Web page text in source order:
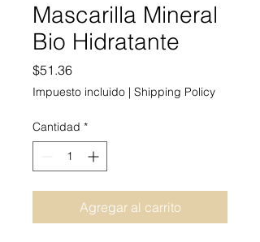
Mascarilla Mineral
Bio Hidratante
$51.36Precio
Impuesto incluido | Shipping Policy
Cantidad *
Agregar al carrito